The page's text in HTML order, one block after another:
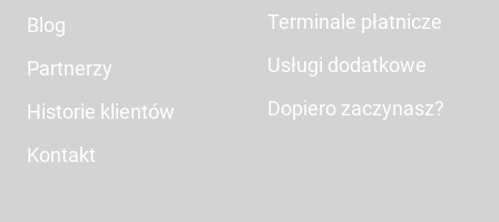
Blog
Partnerzy
Historie klientów
Kontakt
Terminale płatnicze
Usługi dodatkowe
Dopiero zaczynasz?